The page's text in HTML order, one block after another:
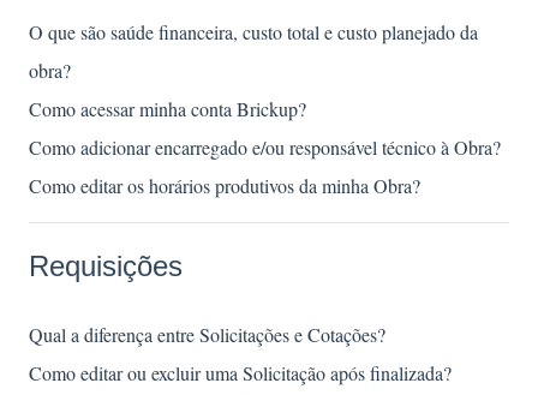
O que são saúde financeira, custo total e custo planejado da
obra?
Como acessar minha conta Brickup?
Como adicionar encarregado e/ou responsável técnico à Obra?
Como editar os horários produtivos da minha Obra?
Requisições
Qual a diferença entre Solicitações e Cotações?
Como editar ou excluir uma Solicitação após finalizada?